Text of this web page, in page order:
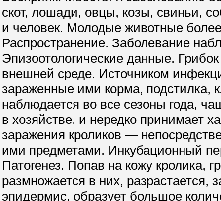
скот, лошади, овцы, козы, свиньи,
и человек. Молодые животные
Распространение. Заболевание
Эпизоотологические данные.
внешней среде. Источником
зараженные ими корма, подстилка,
наблюдается во все сезоны года,
в хозяйстве, и нередко принимает
заражения кроликов —
ими предметами. Инкубационный
Патогенез. Попав на кожу кролика,
размножается в них,
эпидермис, образует большое